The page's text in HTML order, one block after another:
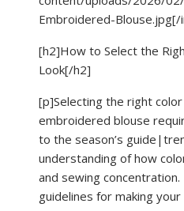
Embroidered-Blouse.jpg[/
[h2]How to Select the
Look[/h2]
[p]Selecting the right
embroidered blouse
to the season’s
understanding of how
and sewing
guidelines for making